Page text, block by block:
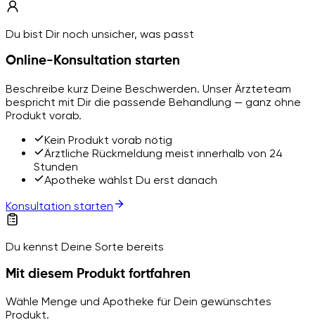
Du bist Dir noch unsicher, was passt
Online-Konsultation starten
Beschreibe kurz Deine Beschwerden. Unser Ärzteteam
bespricht mit Dir die passende Behandlung — ganz ohne
Produkt vorab.
Kein Produkt vorab nötig
Ärztliche Rückmeldung meist innerhalb von 24
Stunden
Apotheke wählst Du erst danach
Konsultation starten
Du kennst Deine Sorte bereits
Mit diesem Produkt fortfahren
Wähle Menge und Apotheke für Dein gewünschtes
Produkt.